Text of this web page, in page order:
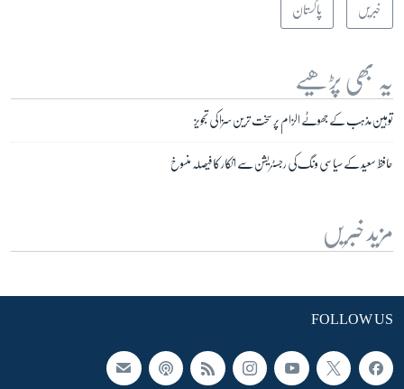
خبریں پاکستان
یہ بھی پڑھیے
توہین مذہب کے جھوٹے الزام پر سخت ترین سزا کی تجویز
حافظ سعید کے سیاسی ونگ کی رجسٹریشن سے انکار کا فیصلہ منسوخ
مزید خبریں
FOLLOW US